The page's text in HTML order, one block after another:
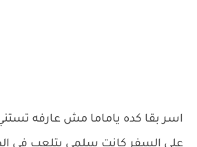
اسر بقا كده ياماما مش عارفه
علي السفر كانت سلمي بتلعب في